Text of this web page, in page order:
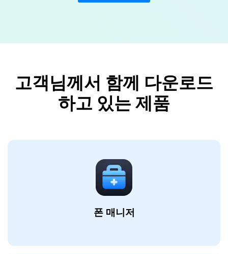
고객님께서 함께 다운로드
하고 있는 제품
폰 매니저